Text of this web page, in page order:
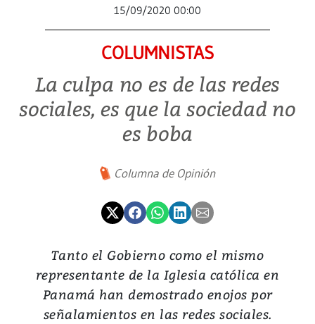
15/09/2020 00:00
COLUMNISTAS
La culpa no es de las redes
sociales, es que la sociedad no
es boba
Columna de Opinión
Tanto el Gobierno como el mismo
representante de la Iglesia católica en
Panamá han demostrado enojos por
señalamientos en las redes sociales.